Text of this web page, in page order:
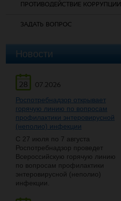
ПРОТИВОДЕЙСТВИЕ КОРРУПЦИИ
ЗАДАТЬ ВОПРОС
Новости
28
07.2026
Роспотребнадзор открывает
горячую линию по вопросам
профилактики энтеровирусной
(неполио) инфекции
С 27 июля по 7 августа
Роспотребнадзор проведет
Всероссийскую горячую линию
по вопросам профилактики
энтеровирусной (неполио)
инфекции.